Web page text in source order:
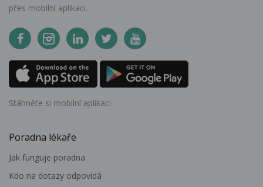
přes mobilní aplikaci.
Stáhněte si mobilní aplikaci
Poradna lékaře
Jak funguje poradna
Kdo na dotazy odpovídá